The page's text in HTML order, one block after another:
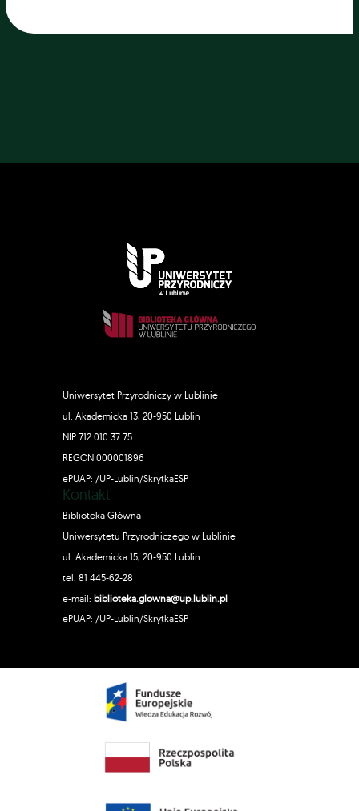
Uniwersytet Przyrodniczy w Lublinie
ul. Akademicka 13, 20-950 Lublin
NIP 712 010 37 75
REGON 000001896
ePUAP: /UP-Lublin/SkrytkaESP
Kontakt
Biblioteka Główna
Uniwersytetu Przyrodniczego w Lublinie
ul. Akademicka 15, 20-950 Lublin
tel. 81 445-62-28
e-mail: biblioteka.glowna@up.lublin.pl
ePUAP: /UP-Lublin/SkrytkaESP